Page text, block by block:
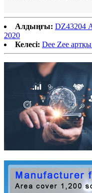
Алдыңғы: DZ43204
2020
Келесі: Dee Zee